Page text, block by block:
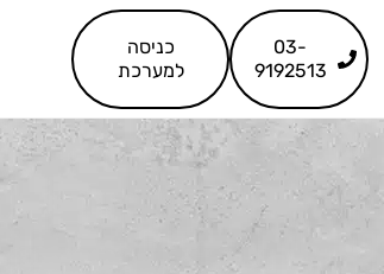
03-
9192513
כניסה
למערכת